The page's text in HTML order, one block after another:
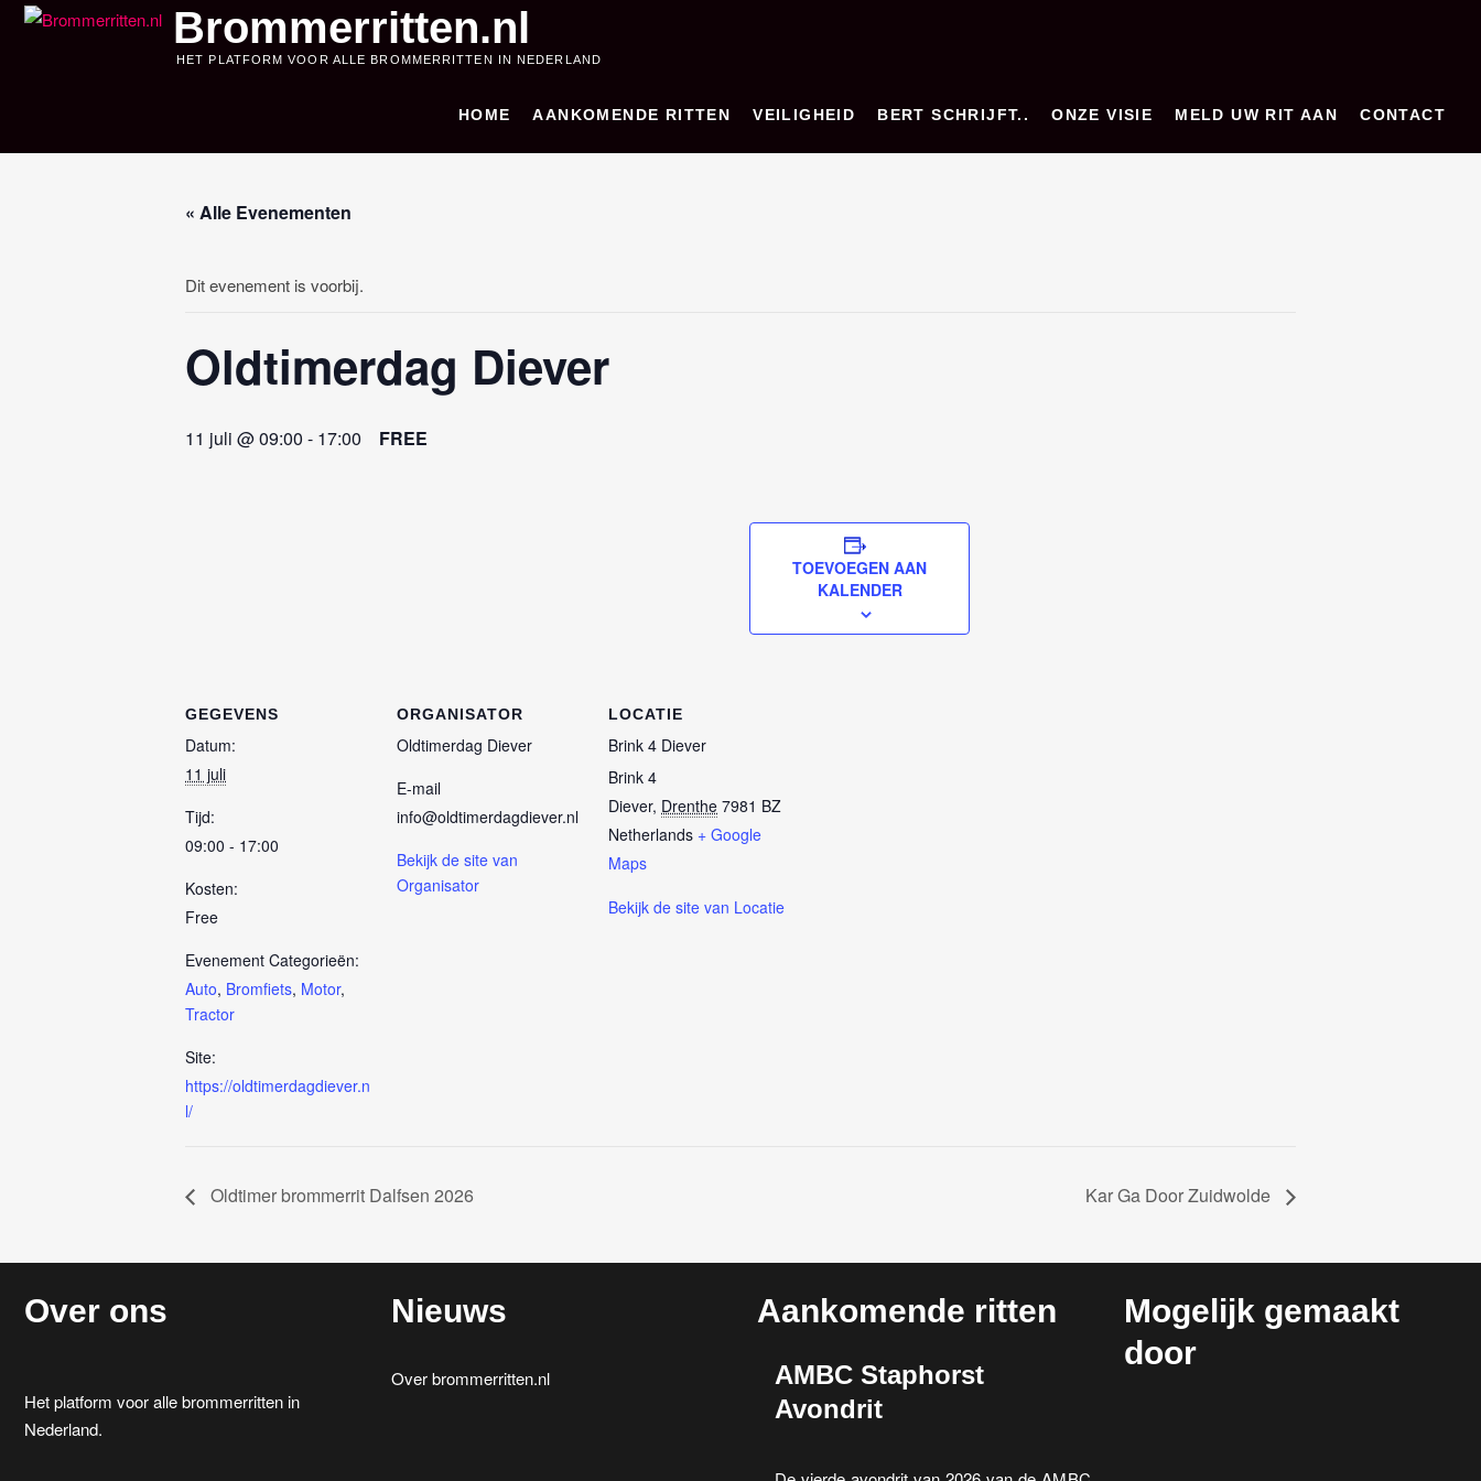
Skip
Brommerritten.nl
HET PLATFORM VOOR ALLE BROMMERRITTEN IN NEDERLAND
HOME AANKOMENDE RITTEN VEILIGHEID BERT SCHRIJFT.. ONZE VISIE MELD UW RIT AAN CONTACT
« Alle Evenementen
Dit evenement is voorbij.
Oldtimerdag Diever
11 juli @ 09:00 - 17:00 FREE
TOEVOEGEN AAN
KALENDER
GEGEVENS
Datum:
11 juli
Tijd:
09:00 - 17:00
Kosten:
Free
Evenement Categorieën:
Auto, Bromfiets, Motor,
Tractor
Site:
https://oldtimerdagdiever.n
l/
ORGANISATOR
Oldtimerdag Diever
E-mail
info@oldtimerdagdiever.nl
Bekijk de site van
Organisator
LOCATIE
Brink 4 Diever
Brink 4
Diever, Drenthe 7981 BZ
Netherlands + Google
Maps
Bekijk de site van Locatie
Oldtimer brommerrit Dalfsen 2026 Kar Ga Door Zuidwolde
Over ons
Het platform voor alle brommerritten in
Nederland.
Nieuws
Over brommerritten.nl
Aankomende ritten
AMBC Staphorst
Avondrit
Mogelijk gemaakt
door